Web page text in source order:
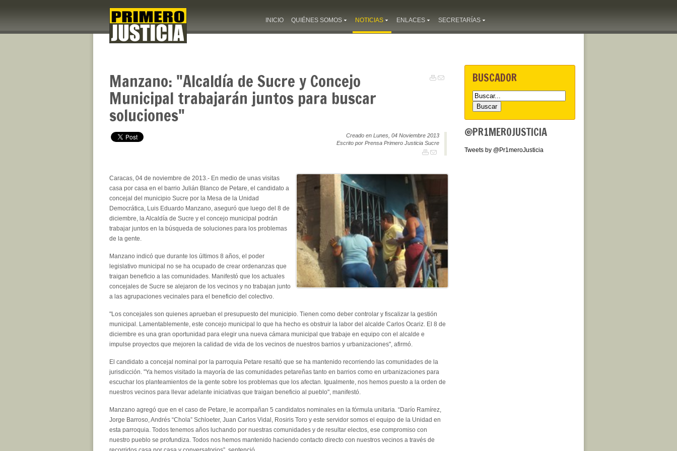
INICIO QUIÉNES SOMOS NOTICIAS ENLACES SECRETARÍAS
Manzano: "Alcaldía de Sucre y Concejo
Municipal trabajarán juntos para buscar
soluciones"
Creado en Lunes, 04 Noviembre 2013
Escrito por Prensa Primero Justicia Sucre
Caracas, 04 de noviembre de 2013.- En medio de unas visitas
casa por casa en el barrio Julián Blanco de Petare, el candidato a
concejal del municipio Sucre por la Mesa de la Unidad
Democrática, Luis Eduardo Manzano, aseguró que luego del 8 de
diciembre, la Alcaldía de Sucre y el concejo municipal podrán
trabajar juntos en la búsqueda de soluciones para los problemas
de la gente.
Manzano indicó que durante los últimos 8 años, el poder
legislativo municipal no se ha ocupado de crear ordenanzas que
traigan beneficio a las comunidades. Manifestó que los actuales
concejales de Sucre se alejaron de los vecinos y no trabajan junto
a las agrupaciones vecinales para el beneficio del colectivo.
"Los concejales son quienes aprueban el presupuesto del municipio. Tienen como deber controlar y fiscalizar la gestión
municipal. Lamentablemente, este concejo municipal lo que ha hecho es obstruir la labor del alcalde Carlos Ocariz. El 8 de
diciembre es una gran oportunidad para elegir una nueva cámara municipal que trabaje en equipo con el alcalde e
impulse proyectos que mejoren la calidad de vida de los vecinos de nuestros barrios y urbanizaciones", afirmó.
El candidato a concejal nominal por la parroquia Petare resaltó que se ha mantenido recorriendo las comunidades de la
jurisdicción. "Ya hemos visitado la mayoría de las comunidades petareñas tanto en barrios como en urbanizaciones para
escuchar los planteamientos de la gente sobre los problemas que los afectan. Igualmente, nos hemos puesto a la orden de
nuestros vecinos para llevar adelante iniciativas que traigan beneficio al pueblo", manifestó.
Manzano agregó que en el caso de Petare, le acompañan 5 candidatos nominales en la fórmula unitaria. “Darío Ramírez,
Jorge Barroso, Andrés “Chola” Schloeter, Juan Carlos Vidal, Rosiris Toro y este servidor somos el equipo de la Unidad en
esta parroquia. Todos tenemos años luchando por nuestras comunidades y de resultar electos, ese compromiso con
nuestro pueblo se profundiza. Todos nos hemos mantenido haciendo contacto directo con nuestros vecinos a través de
BUSCADOR
@PR1MEROJUSTICIA
Tweets by @Pr1meroJusticia